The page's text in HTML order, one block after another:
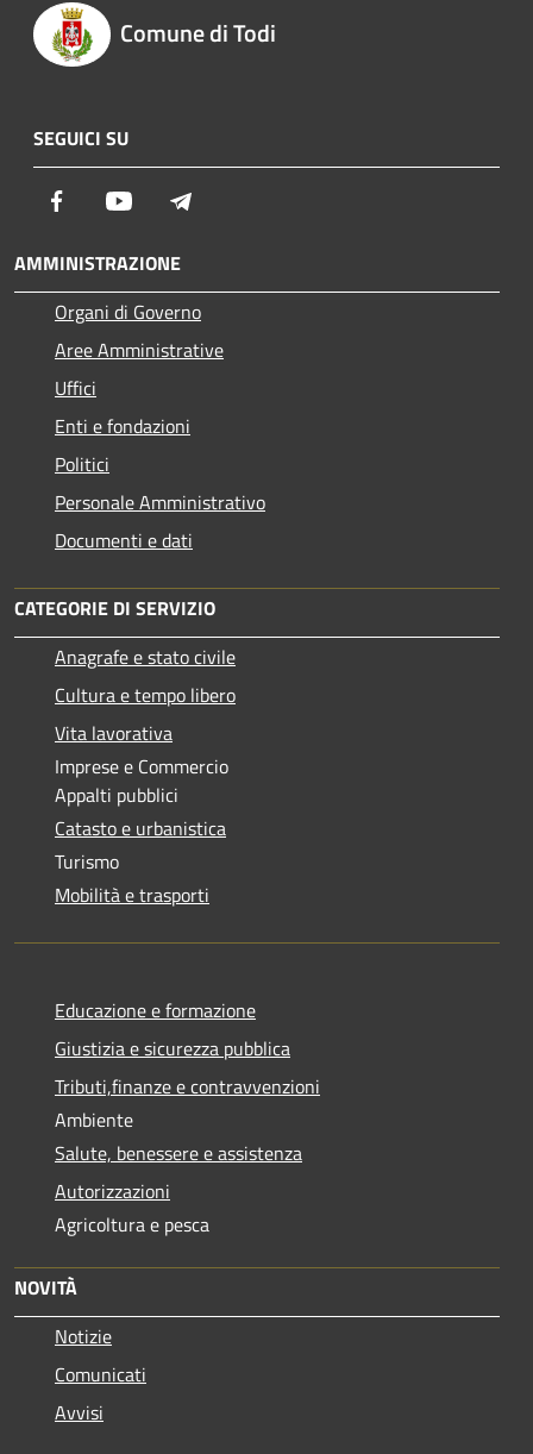
Comune di Todi
SEGUICI SU
Facebook Youtube
AMMINISTRAZIONE
Organi di Governo
Aree Amministrative
Uffici
Enti e fondazioni
Politici
Personale Amministrativo
Documenti e dati
CATEGORIE DI SERVIZIO
Anagrafe e stato civile
Cultura e tempo libero
Vita lavorativa
Imprese e Commercio
Appalti pubblici
Catasto e urbanistica
Turismo
Mobilità e trasporti
Educazione e formazione
Giustizia e sicurezza pubblica
Tributi,finanze e contravvenzioni
Ambiente
Salute, benessere e assistenza
Autorizzazioni
Agricoltura e pesca
NOVITÀ
Notizie
Comunicati
Avvisi